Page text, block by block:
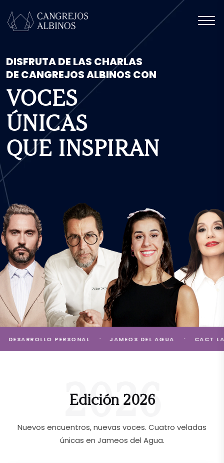
DISFRUTA DE LAS CHARLAS
DE CANGREJOS ALBINOS CON
VOCES
ÚNICAS
QUE INSPIRAN
PERSONAL JAMEOS DEL AGUA CACT
Edición 2026
Nuevos encuentros, nuevas voces. Cuatro veladas
únicas en Jameos del Agua.